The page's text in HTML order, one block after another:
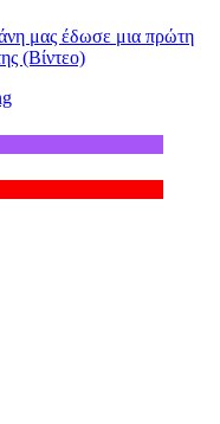
μας έδωσε μια πρώτη
(Βίντεο)